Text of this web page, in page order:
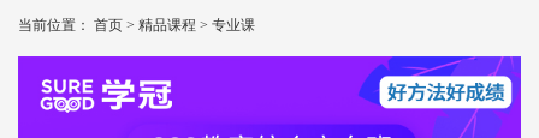
当前位置： 首页 > 精品课程 > 专业课